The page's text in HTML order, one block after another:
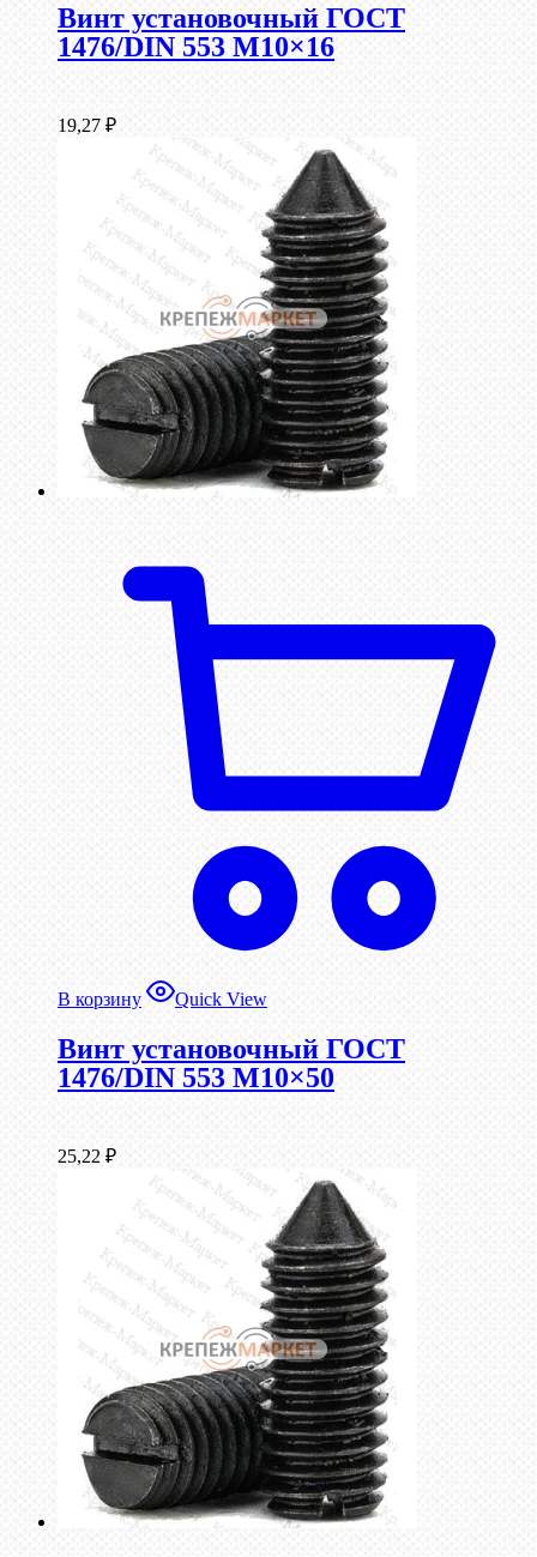
Винт установочный ГОСТ
1476/DIN 553 М10×16
19,27 ₽
В корзину Quick View
Винт установочный ГОСТ
1476/DIN 553 М10×50
25,22 ₽